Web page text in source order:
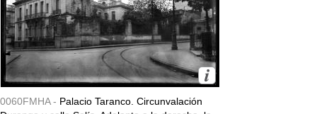
0060FMHA - Palacio Taranco. Circunvalación